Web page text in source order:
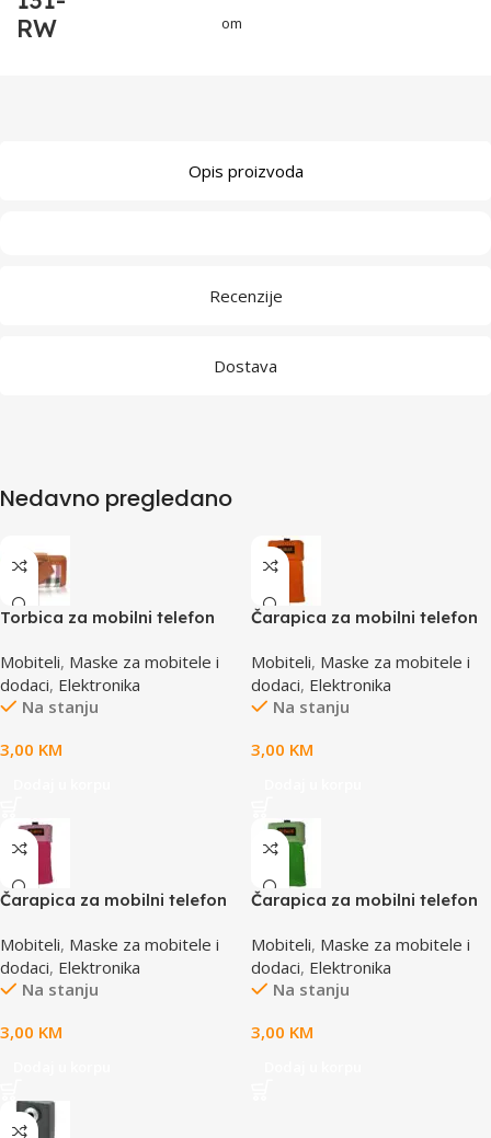
RW
om
Opis proizvoda
Recenzije
Dostava
Nedavno pregledano
Torbica za mobilni telefon
110x43x17mm
Mobiteli, Maske za mobitele i
dodaci, Elektronika
Na stanju
3,00 KM
Čarapica za mobilni telefon
65x100mm
Mobiteli, Maske za mobitele i
dodaci, Elektronika
Na stanju
3,00 KM
Čarapica za mobilni telefon
65x100mm
Mobiteli, Maske za mobitele i
dodaci, Elektronika
Na stanju
3,00 KM
Čarapica za mobilni telefon
65x100mm
Mobiteli, Maske za mobitele i
dodaci, Elektronika
Na stanju
3,00 KM